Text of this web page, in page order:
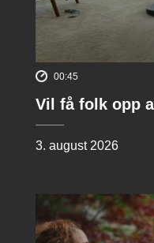
00:45
Vil få folk opp
3. august 2026